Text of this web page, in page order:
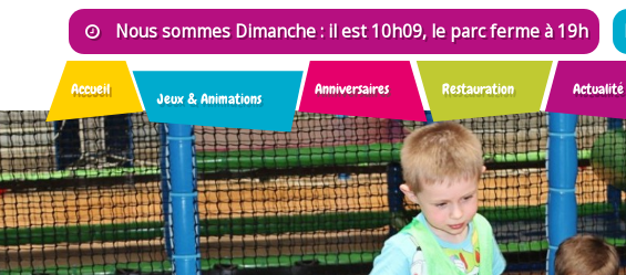
Accueil
Jeux & Animations
Anniversaires Restauration Actualité
Nous sommes Dimanche : il est 10h09, le parc ferme à 19h